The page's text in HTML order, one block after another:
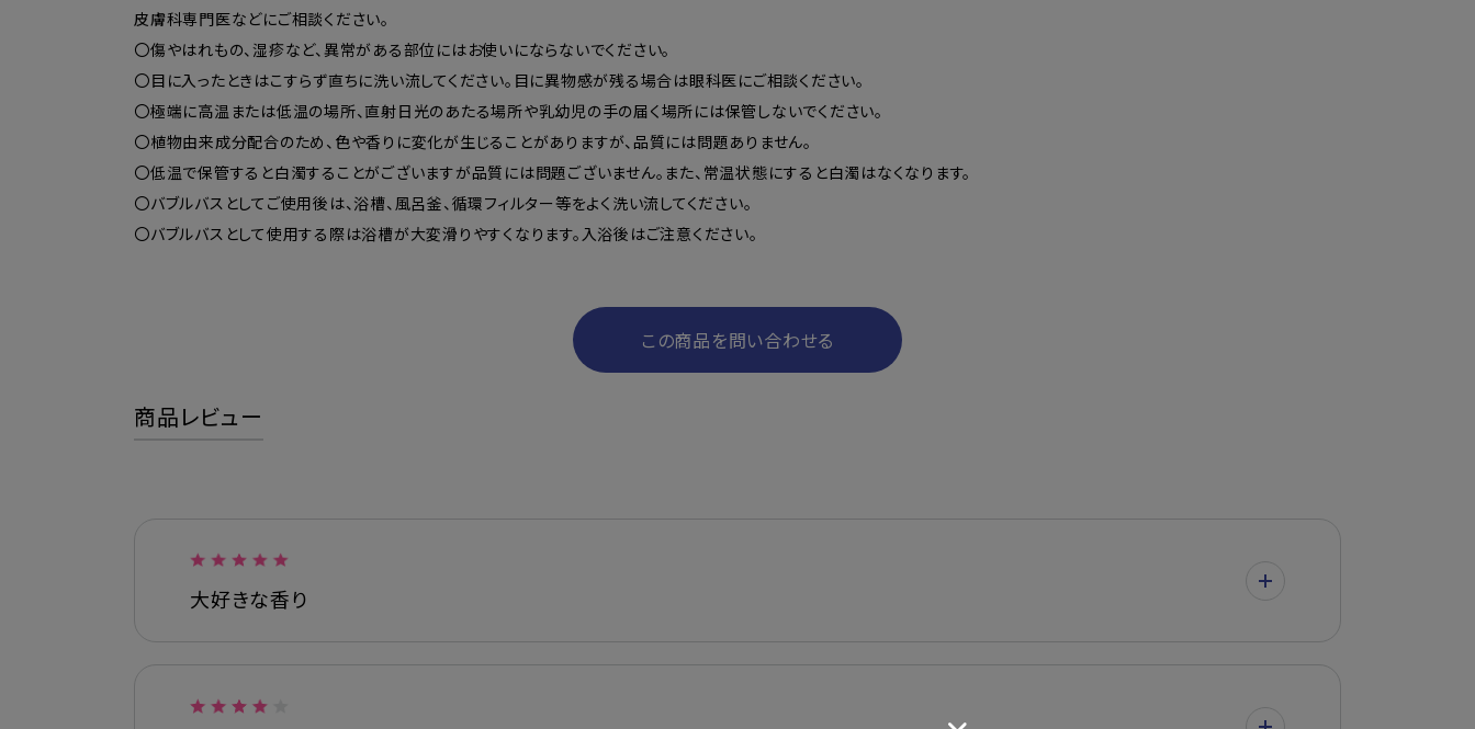
皮膚科専門医などにご相談ください。
〇傷やはれもの、湿疹など、異常がある部位にはお使いにならないでください。
〇目に入ったときはこすらず直ちに洗い流してください。目に異物感が残る場合は眼科医にご相談ください。
〇極端に高温または低温の場所、直射日光のあたる場所や乳幼児の手の届く場所には保管しないでください。
〇植物由来成分配合のため、色や香りに変化が生じることがありますが、品質には問題ありません。
〇低温で保管すると白濁することがございますが品質には問題ございません。また、常温状態にすると白濁はなくなります。
〇バブルバスとしてご使用後は、浴槽、風呂釜、循環フィルター等をよく洗い流してください。
〇バブルバスとして使用する際は浴槽が大変滑りやすくなります。入浴後はご注意ください。
この商品を問い合わせる
商品レビュー
大好きな香り